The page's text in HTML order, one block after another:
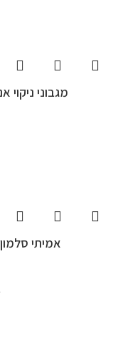
מגבוני ניקוי
אמיתי סלמון